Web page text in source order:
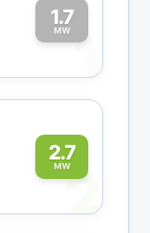
1.7
MW1
2.7
MW2